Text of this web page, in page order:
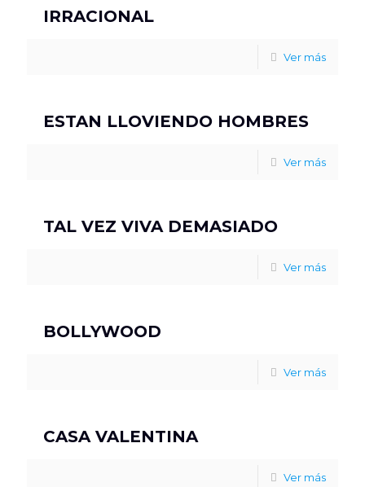
IRRACIONAL
Ver más
ESTAN LLOVIENDO HOMBRES
Ver más
TAL VEZ VIVA DEMASIADO
Ver más
BOLLYWOOD
Ver más
CASA VALENTINA
Ver más